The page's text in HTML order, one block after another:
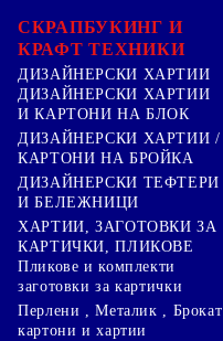
СКРАПБУКИНГ И
КРАФТ ТЕХНИКИ
ДИЗАЙНЕРСКИ ХАРТИИ
ДИЗАЙНЕРСКИ ХАРТИИ
И КАРТОНИ НА БЛОК
ДИЗАЙНЕРСКИ ХАРТИИ /
КАРТОНИ НА БРОЙКА
ДИЗАЙНЕРСКИ ТЕФТЕРИ
И БЕЛЕЖНИЦИ
ХАРТИИ, ЗАГОТОВКИ ЗА
КАРТИЧКИ, ПЛИКОВЕ
Пликове и комплекти
заготовки за картички
Перлени , Металик , Брокат
картони и хартии